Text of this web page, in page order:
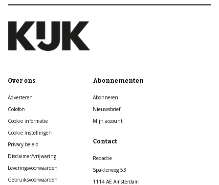
Over ons
Adverteren
Colofon
Cookie informatie
Cookie Instellingen
Privacy beleid
Disclaimer/vrijwaring
Leveringsvoorwaarden
Gebruiksvoorwaarden
Abonnementen
Abonneren
Nieuwsbrief
Mijn account
Contact
Redactie
Spaklerweg 53
1114 AE Amsterdam